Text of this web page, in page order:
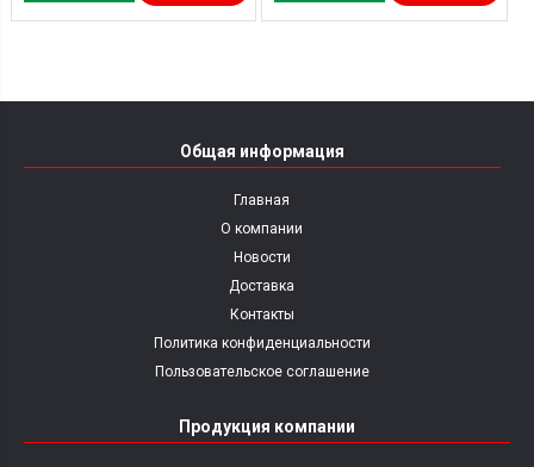
Общая информация
Главная
О компании
Новости
Доставка
Контакты
Политика конфиденциальности
Пользовательское соглашение
Продукция компании